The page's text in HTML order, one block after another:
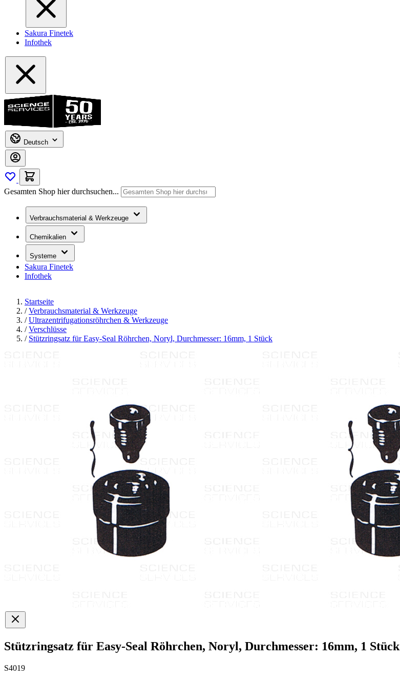
Sakura Finetek
Infothek
Deutsch
Gesamten Shop hier durchsuchen...
Verbrauchsmaterial & Werkzeuge
Chemikalien
Systeme
Sakura Finetek
Infothek
Startseite
/ Verbrauchsmaterial & Werkzeuge
/ Ultrazentrifugationsröhrchen & Werkzeuge
/ Verschlüsse
/ Stützringsatz für Easy-Seal Röhrchen, Noryl, Durchmesser: 16mm, 1 Stück
Stützringsatz für Easy-Seal Röhrchen, Noryl, Durchmesser: 16mm, 1 Stück
S4019